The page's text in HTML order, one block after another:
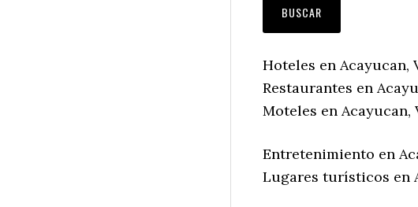
Hoteles en Acayucan,
Restaurantes en
Moteles en Acayucan,
Entretenimiento en
Lugares turísticos en